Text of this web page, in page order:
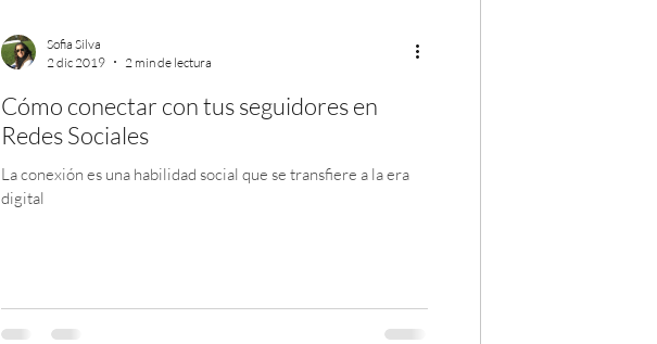
Sofia Silva
2 dic 2019
2 min de lectura
Cómo conectar con tus seguidores en
Redes Sociales
La conexión es una habilidad social que se transfiere a la era
digital